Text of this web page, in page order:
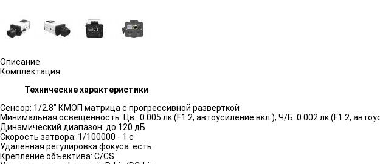
Описание
Комплектация
Технические характеристики
Сенсор: 1/2.8" КМОП матрица с прогрессивной разверткой
Минимальная освещенность: Цв.: 0.005 лк (F1.2, автоусиление вкл.); Ч/Б: 0.002 лк (F1.2,
Динамический диапазон: до 120 дБ
Скорость затвора: 1/100000 - 1 с
Удаленная регулировка фокуса: есть
Крепление объектива: С/CS